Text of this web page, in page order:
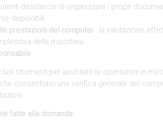
desiderosi di organizzare i propri
disponibili.
prestazioni del computer : la valutazione
della macchina.
strumenti per assistere le operazioni in
consentono una verifica generale del
fatte alla domanda: